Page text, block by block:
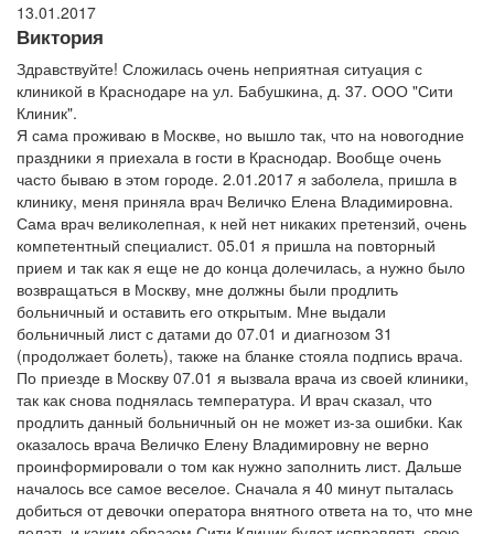
13.01.2017
Виктория
Здравствуйте! Сложилась очень неприятная ситуация с
клиникой в Краснодаре на ул. Бабушкина, д. 37. ООО "Сити
Клиник".
Я сама проживаю в Москве, но вышло так, что на новогодние
праздники я приехала в гости в Краснодар. Вообще очень
часто бываю в этом городе. 2.01.2017 я заболела, пришла в
клинику, меня приняла врач Величко Елена Владимировна.
Сама врач великолепная, к ней нет никаких претензий, очень
компетентный специалист. 05.01 я пришла на повторный
прием и так как я еще не до конца долечилась, а нужно было
возвращаться в Москву, мне должны были продлить
больничный и оставить его открытым. Мне выдали
больничный лист с датами до 07.01 и диагнозом 31
(продолжает болеть), также на бланке стояла подпись врача.
По приезде в Москву 07.01 я вызвала врача из своей клиники,
так как снова поднялась температура. И врач сказал, что
продлить данный больничный он не может из-за ошибки. Как
оказалось врача Величко Елену Владимировну не верно
проинформировали о том как нужно заполнить лист. Дальше
началось все самое веселое. Сначала я 40 минут пыталась
добиться от девочки оператора внятного ответа на то, что мне